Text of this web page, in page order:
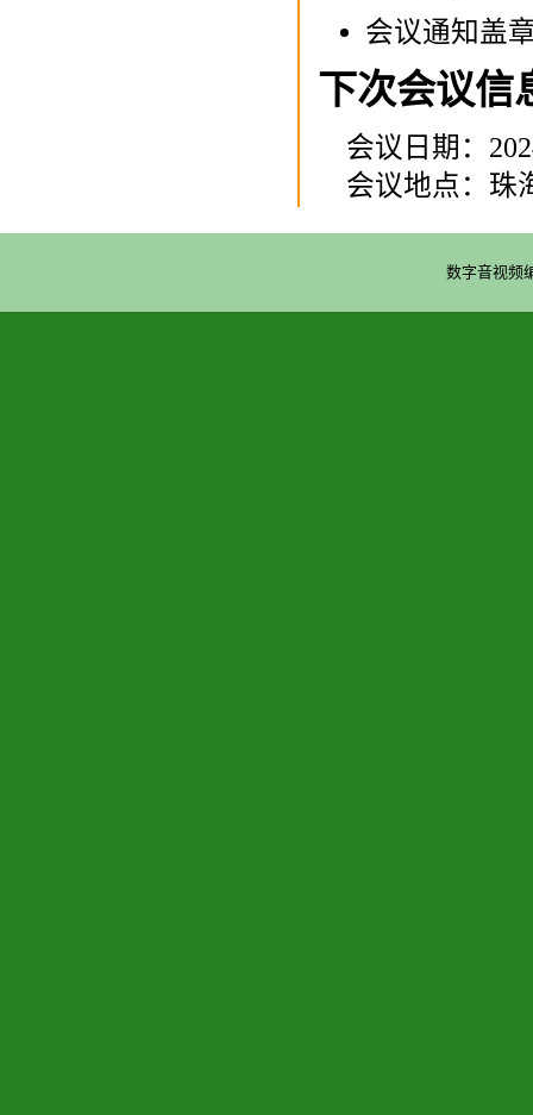
会议通知盖
下次会议信
会议日期：
会议地点：珠
数字音视频